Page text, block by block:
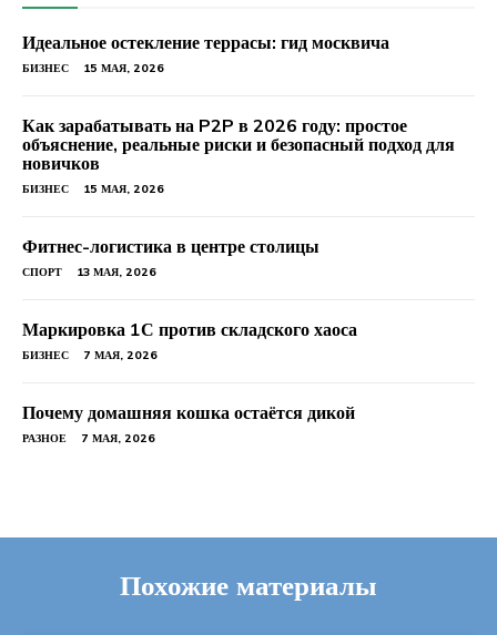
Идеальное остекление террасы: гид москвича
БИЗНЕС 15 МАЯ, 2026
Как зарабатывать на P2P в 2026 году: простое
объяснение, реальные риски и безопасный подход для
новичков
БИЗНЕС 15 МАЯ, 2026
Фитнес-логистика в центре столицы
СПОРТ 13 МАЯ, 2026
Маркировка 1С против складского хаоса
БИЗНЕС 7 МАЯ, 2026
Почему домашняя кошка остаётся дикой
РАЗНОЕ 7 МАЯ, 2026
Похожие материалы